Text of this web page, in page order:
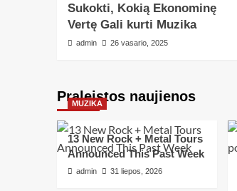
Sukokti, Kokią Ekonominę
Vertę Gali kurti Muzika
admin 26 vasario, 2025
Praleistos naujienos
MUZIKA
13 New Rock + Metal Tours
Announced This Past Week
admin 31 liepos, 2026